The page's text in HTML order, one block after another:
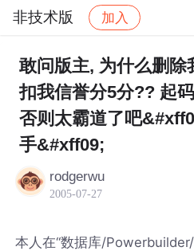
非技术版 加入
社区 非技术版 帖子详
敢问版主, 为什么删
扣我信誉分5分?? 起
否则太霸道了吧
手&#xff09;
rodgerwu
2005-07-27
本人在“数据库/